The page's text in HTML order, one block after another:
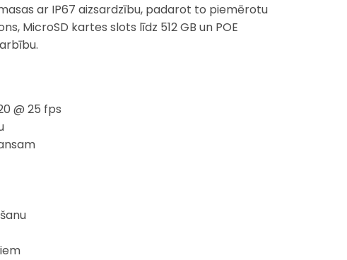
ar IP67 aizsardzību, padarot to piemērotu
MicroSD kartes slots līdz 512 GB un POE
@ 25 fps